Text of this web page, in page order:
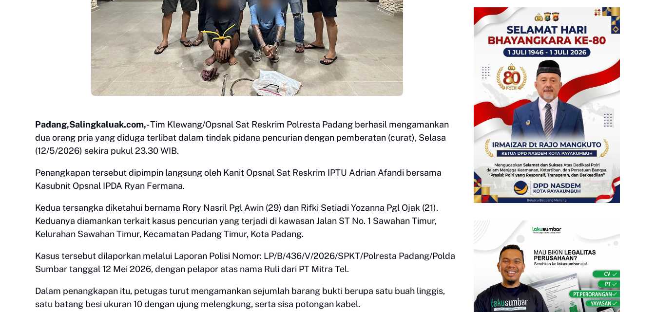
Padang,Salingkaluak.com,- Tim Klewang/Opsnal Sat Reskrim Polresta Padang berhasil mengamankan
dua orang pria yang diduga terlibat dalam tindak pidana pencurian dengan pemberatan (curat), Selasa
(12/5/2026) sekira pukul 23.30 WIB.
Penangkapan tersebut dipimpin langsung oleh Kanit Opsnal Sat Reskrim IPTU Adrian Afandi bersama
Kasubnit Opsnal IPDA Ryan Fermana.
Kedua tersangka diketahui bernama Rory Nasril Pgl Awin (29) dan Rifki Setiadi Yozanna Pgl Ojak (21).
Keduanya diamankan terkait kasus pencurian yang terjadi di kawasan Jalan ST No. 1 Sawahan Timur,
Kelurahan Sawahan Timur, Kecamatan Padang Timur, Kota Padang.
Kasus tersebut dilaporkan melalui Laporan Polisi Nomor: LP/B/436/V/2026/SPKT/Polresta Padang/Polda
Sumbar tanggal 12 Mei 2026, dengan pelapor atas nama Ruli dari PT Mitra Tel.
Dalam penangkapan itu, petugas turut mengamankan sejumlah barang bukti berupa satu buah linggis,
satu batang besi ukuran 10 dengan ujung melengkung, serta sisa potongan kabel.